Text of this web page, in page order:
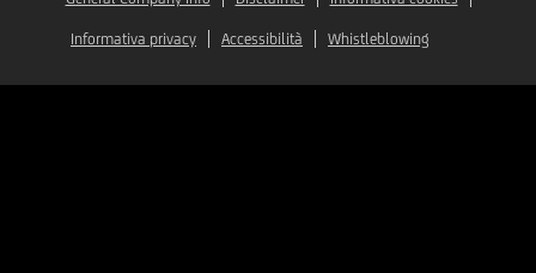
Informativa privacy Accessibilità Whistleblowing